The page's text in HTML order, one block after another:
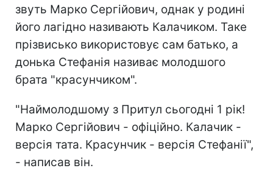
звуть Марко Сергійович, однак у родині
його лагідно називають Калачиком. Таке
прізвисько використовує сам батько, а
донька Стефанія називає молодшого
брата "красунчиком".
"Наймолодшому з Притул сьогодні 1 рік!
Марко Сергійович - офіційно. Калачик -
версія тата. Красунчик - версія Стефанії",
- написав він.